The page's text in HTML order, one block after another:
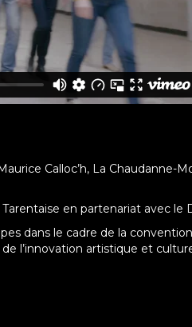
Calloc’h, La
en partenariat avec le
dans le cadre de la
l’innovation artistique et